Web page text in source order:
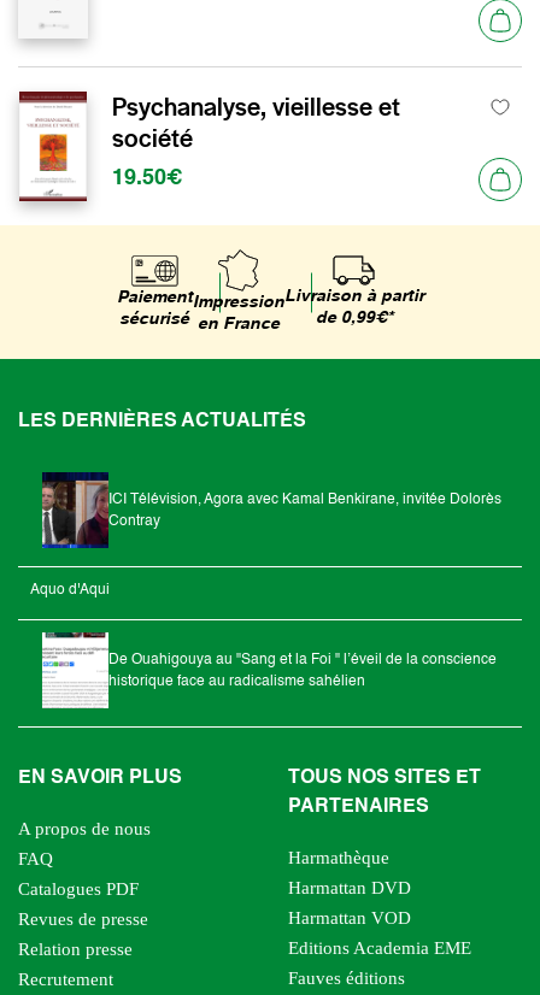
Psychanalyse, vieillesse et
société
19.50€
Paiement
sécurisé
Impression
en France
Livraison à partir
de 0,99€*
LES DERNIÈRES ACTUALITÉS
ICI Télévision, Agora avec Kamal Benkirane, invitée Dolorès
Contray
Aquo d'Aqui
De Ouahigouya au "Sang et la Foi " l’éveil de la conscience
historique face au radicalisme sahélien
EN SAVOIR PLUS
A propos de nous
FAQ
Catalogues PDF
Revues de presse
Relation presse
Recrutement
TOUS NOS SITES ET
PARTENAIRES
Harmathèque
Harmattan DVD
Harmattan VOD
Editions Academia EME
Fauves éditions